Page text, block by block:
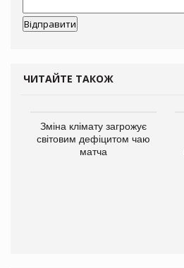
ЧИТАЙТЕ ТАКОЖ
Зміна клімату загрожує
світовим дефіцитом чаю
матча